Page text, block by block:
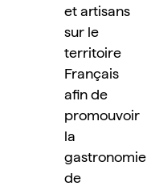
et artisans
sur le
territoire
Français
afin de
promouvoir
la
gastronomie
de